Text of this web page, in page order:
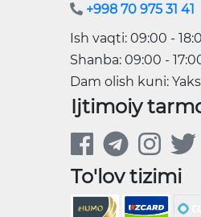
+998 70 975 31 41
Ish vaqti: 09:00 -
Shanba: 09:00 -
Dam olish kuni:
Ijtimoiy
To'lov tizimi